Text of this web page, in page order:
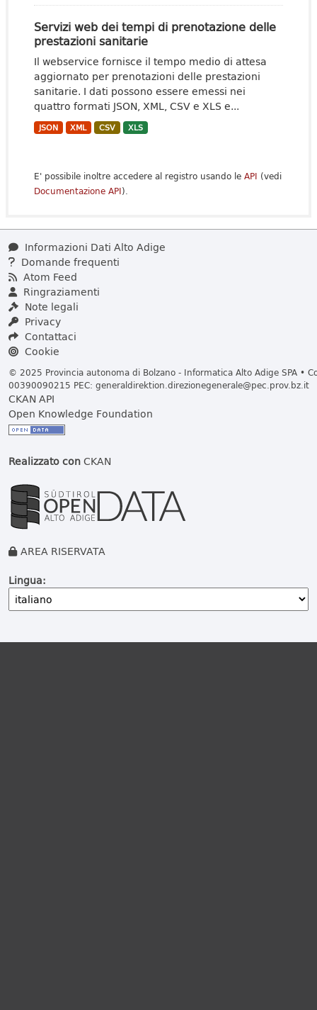
Servizi web dei tempi di prenotazione delle
prestazioni sanitarie
Il webservice fornisce il tempo medio di attesa
aggiornato per prenotazioni delle prestazioni
sanitarie. I dati possono essere emessi nei
quattro formati JSON, XML, CSV e XLS e...
JSON XML CSV XLS
E' possibile inoltre accedere al registro usando le API (vedi
Documentazione API).
Informazioni Dati Alto Adige
Domande frequenti
Atom Feed
Ringraziamenti
Note legali
Privacy
Contattaci
Cookie
© 2025 Provincia autonoma di Bolzano - Informatica Alto Adige SPA •
00390090215 PEC: generaldirektion.direzionegenerale@pec.prov.bz.it
CKAN API
Open Knowledge Foundation
Realizzato conCKAN
AREA RISERVATA
Lingua